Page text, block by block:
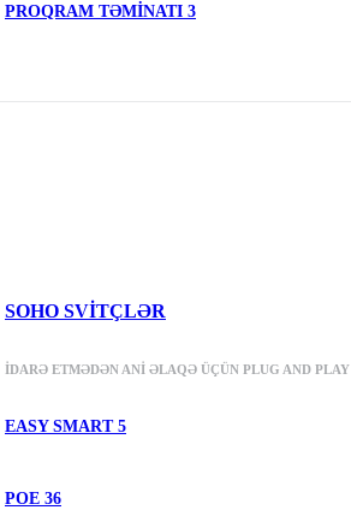
PROQRAM TƏMINATI 3
SOHO SVITÇLƏR
İDARƏ ETMƏDƏN ANI ƏLAQƏ ÜÇÜN PLUG AND PLAY
EASY SMART 5
POE 36